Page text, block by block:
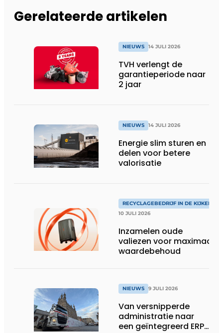
Gerelateerde artikelen
NIEUWS 14 JULI 2026
TVH verlengt de
garantieperiode naar
2 jaar
NIEUWS 14 JULI 2026
Energie slim sturen en
delen voor betere
valorisatie
RECYCLAGEBEDRIJF IN DE KIJKER
10 JULI 2026
Inzamelen oude
valiezen voor maximaal
waardebehoud
NIEUWS 9 JULI 2026
Van versnipperde
administratie naar
een geïntegreerd ERP-